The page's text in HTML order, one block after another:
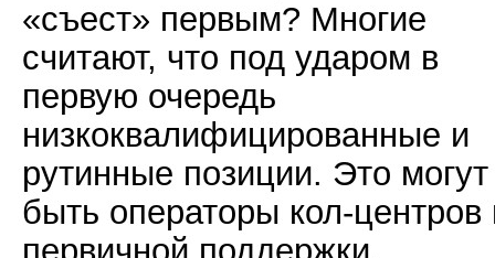
«съест» первым? Многие
считают, что под ударом в
первую очередь
низкоквалифицированные и
рутинные позиции. Это могут
быть операторы кол-центров
первичной поддержки,